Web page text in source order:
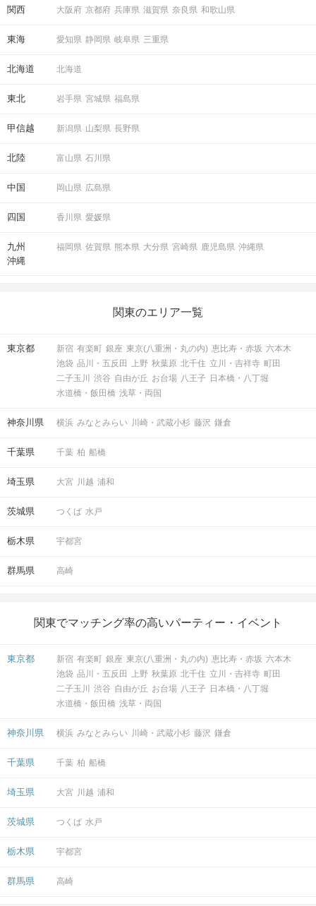
関西 大阪府 京都府 兵庫県 滋賀県 奈良県 和歌山県
東海 愛知県 静岡県 岐阜県 三重県
北海道 北海道
東北 岩手県 宮城県 福島県
甲信越 新潟県 山梨県 長野県
北陸 富山県 石川県
中国 岡山県 広島県
四国 香川県 愛媛県
九州
沖縄
福岡県 佐賀県 熊本県 大分県 宮崎県 鹿児島県 沖縄県
関東のエリア一覧
東京都 新宿 有楽町 銀座 東京(八重洲・丸の内) 恵比寿・赤坂 六本木
池袋 品川・五反田 上野 秋葉原 北千住 立川・吉祥寺 町田
二子玉川
渋谷 自由が丘 お台場 八王子 日本橋・八丁堀
水道橋・飯田橋 浅草・両国
神奈川県 横浜 みなとみらい 川崎・武蔵小杉 藤沢 鎌倉
千葉県 千葉 柏 船橋
埼玉県 大宮 川越 浦和
茨城県 つくば 水戸
栃木県 宇都宮
群馬県 高崎
関東でマッチング率の高いパーティー・イベント
東京都 新宿 有楽町 銀座 東京(八重洲・丸の内) 恵比寿・赤坂 六本木
池袋 品川・五反田 上野 秋葉原 北千住 立川・吉祥寺 町田
二子玉川
渋谷 自由が丘 お台場 八王子 日本橋・八丁堀
水道橋・飯田橋 浅草・両国
神奈川県 横浜 みなとみらい 川崎・武蔵小杉 藤沢 鎌倉
千葉県 千葉 柏 船橋
埼玉県 大宮 川越 浦和
茨城県 つくば 水戸
栃木県 宇都宮
群馬県 高崎